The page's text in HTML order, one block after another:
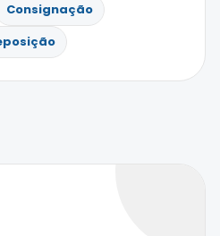
Consignação